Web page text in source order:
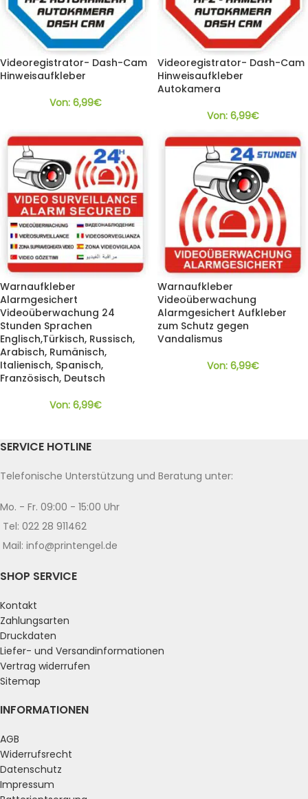
Videoregistrator- Dash-Cam
Hinweisaufkleber
Von: 6,99€
Videoregistrator- Dash-Cam
Hinweisaufkleber
Autokamera
Von: 6,99€
Warnaufkleber
Alarmgesichert
Videoüberwachung 24
Stunden Sprachen
Englisch,Türkisch, Russisch,
Arabisch, Rumänisch,
Italienisch, Spanisch,
Französisch, Deutsch
Von: 6,99€
Warnaufkleber
Videoüberwachung
Alarmgesichert Aufkleber
zum Schutz gegen
Vandalismus
Von: 6,99€
SERVICE HOTLINE
Telefonische Unterstützung und Beratung unter:
Mo. - Fr. 09:00 - 15:00 Uhr
Tel: 022 28 911462
Mail: info@printengel.de
SHOP SERVICE
Kontakt
Zahlungsarten
Druckdaten
Liefer- und Versandinformationen
Vertrag widerrufen
Sitemap
INFORMATIONEN
AGB
Widerrufsrecht
Datenschutz
Impressum